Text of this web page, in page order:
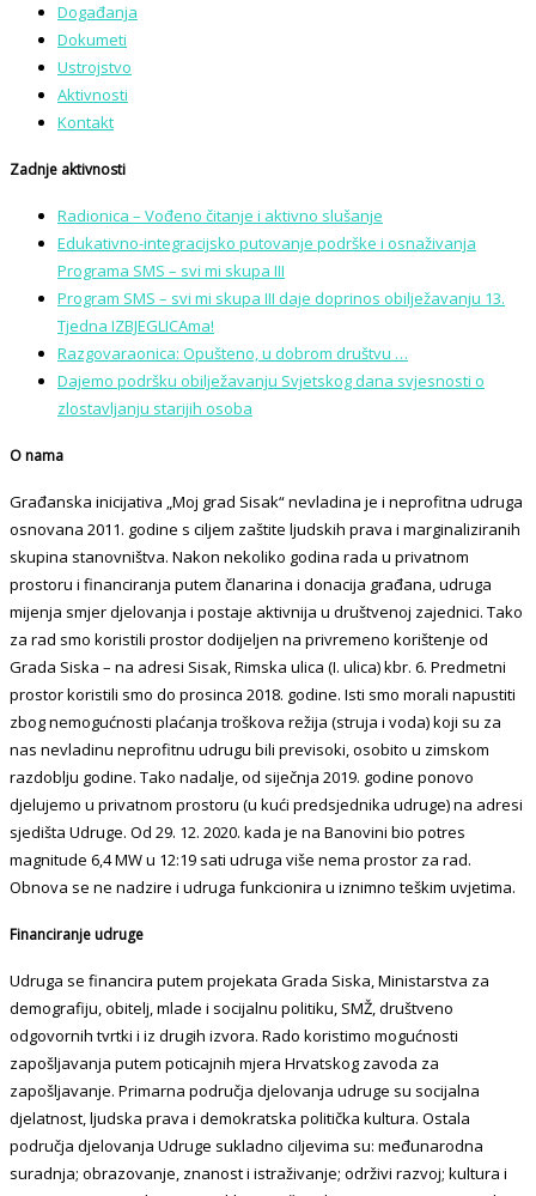
Događanja
Dokumeti
Ustrojstvo
Aktivnosti
Kontakt
Zadnje aktivnosti
Radionica – Vođeno čitanje i aktivno slušanje
Edukativno-integracijsko putovanje podrške i osnaživanja
Programa SMS – svi mi skupa III
Program SMS – svi mi skupa III daje doprinos obilježavanju 13.
Tjedna IZBJEGLICAma!
Razgovaraonica: Opušteno, u dobrom društvu …
Dajemo podršku obilježavanju Svjetskog dana svjesnosti o
zlostavljanju starijih osoba
O nama
Građanska inicijativa „Moj grad Sisak“ nevladina je i neprofitna udruga
osnovana 2011. godine s ciljem zaštite ljudskih prava i marginaliziranih
skupina stanovništva. Nakon nekoliko godina rada u privatnom
prostoru i financiranja putem članarina i donacija građana, udruga
mijenja smjer djelovanja i postaje aktivnija u društvenoj zajednici. Tako
za rad smo koristili prostor dodijeljen na privremeno korištenje od
Grada Siska – na adresi Sisak, Rimska ulica (I. ulica) kbr. 6. Predmetni
prostor koristili smo do prosinca 2018. godine. Isti smo morali napustiti
zbog nemogućnosti plaćanja troškova režija (struja i voda) koji su za
nas nevladinu neprofitnu udrugu bili previsoki, osobito u zimskom
razdoblju godine. Tako nadalje, od siječnja 2019. godine ponovo
djelujemo u privatnom prostoru (u kući predsjednika udruge) na adresi
sjedišta Udruge. Od 29. 12. 2020. kada je na Banovini bio potres
magnitude 6,4 MW u 12:19 sati udruga više nema prostor za rad.
Obnova se ne nadzire i udruga funkcionira u iznimno teškim uvjetima.
Financiranje udruge
Udruga se financira putem projekata Grada Siska, Ministarstva za
demografiju, obitelj, mlade i socijalnu politiku, SMŽ, društveno
odgovornih tvrtki i iz drugih izvora. Rado koristimo mogućnosti
zapošljavanja putem poticajnih mjera Hrvatskog zavoda za
zapošljavanje. Primarna područja djelovanja udruge su socijalna
djelatnost, ljudska prava i demokratska politička kultura. Ostala
područja djelovanja Udruge sukladno ciljevima su: međunarodna
suradnja; obrazovanje, znanost i istraživanje; održivi razvoj; kultura i